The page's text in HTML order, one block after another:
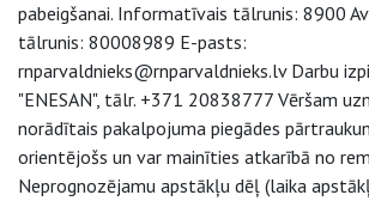
pabeigšanai. Informatīvais tālrunis: 8900
tālrunis: 80008989 E-pasts:
rnparvaldnieks@rnparvaldnieks.lv Darbu
"ENESAN", tālr. +371 20838777 Vēršam
norādītais pakalpojuma piegādes
orientējošs un var mainīties atkarībā no
Neprognozējamu apstākļu dēļ (laika